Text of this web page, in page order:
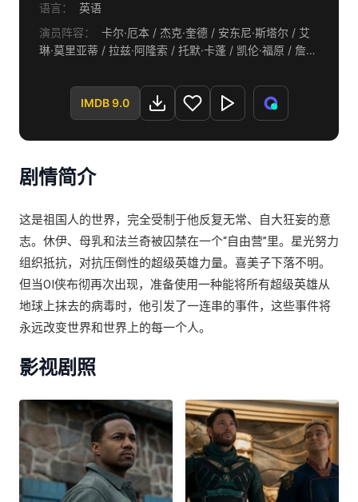
语言：
英语
演员阵容：
卡尔·厄本 / 杰克·奎德 / 安东尼·斯塔尔 / 艾
琳·莫里亚蒂 / 拉兹·阿隆索 / 托默·卡蓬 / 凯伦·福原 / 詹森
森·米切尔 / 杰西·厄舍 / 蔻碧·米纳菲 / 卡梅隆·克罗维蒂 /
奥利维亚·莫兰丁 / 奥米德·阿布塔西 / 吉安卡罗·埃斯波西
克·麦克格温 / 埃斯·霍德尔莫瑟 / 贾德·帕达里克 / 米沙·克
IMDB 9.0
剧情简介
这是祖国人的世界，完全受制于他反复无常、自大狂妄的意
志。休伊、母乳和法兰奇被囚禁在一个“自由营”里。星光努力
组织抵抗，对抗压倒性的超级英雄力量。喜美子下落不明。
但当OI侠布彻再次出现，准备使用一种能将所有超级英雄从
地球上抹去的病毒时，他引发了一连串的事件，这些事件将
永远改变世界和世界上的每一个人。
影视剧照